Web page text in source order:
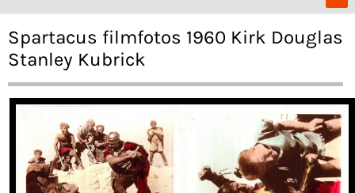
Spartacus filmfotos 1960 Kirk Douglas
Stanley Kubrick